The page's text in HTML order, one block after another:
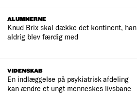
ALUMNERNE
Knud Brix skal dække det kontinent, han
aldrig blev færdig med
VIDENSKAB
En indlæggelse på psykiatrisk afdeling
kan ændre et ungt menneskes livsbane